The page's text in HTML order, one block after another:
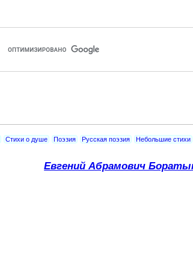
Стихи о душе Поэзия Русская поэзия Небольшие стихи
Евгений Абрамович